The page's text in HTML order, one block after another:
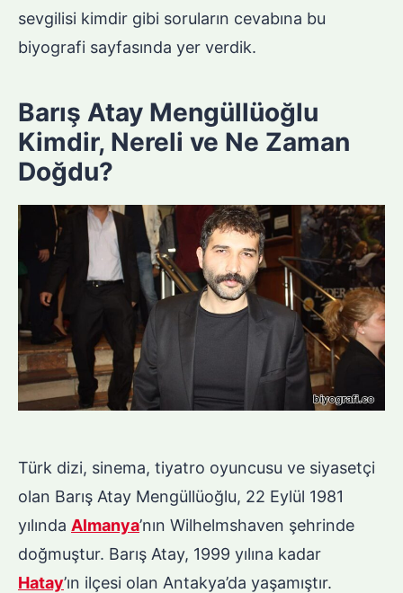
sevgilisi kimdir gibi soruların cevabına bu
biyografi sayfasında yer verdik.
Barış Atay Mengüllüoğlu
Kimdir, Nereli ve Ne Zaman
Doğdu?
Türk dizi, sinema, tiyatro oyuncusu ve siyasetçi
olan Barış Atay Mengüllüoğlu, 22 Eylül 1981
yılında Almanya’nın Wilhelmshaven şehrinde
doğmuştur. Barış Atay, 1999 yılına kadar
Hatay’ın ilçesi olan Antakya’da yaşamıştır.